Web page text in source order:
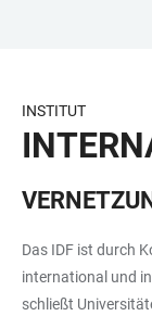
INSTITUT
Das IDF ist durch
international und
schließt